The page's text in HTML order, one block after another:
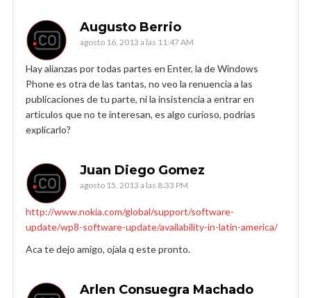
Augusto Berrio
agosto 16, 2013 a las 11:47 AM
Hay alianzas por todas partes en Enter, la de Windows
Phone es otra de las tantas, no veo la renuencia a las
publicaciones de tu parte, ni la insistencia a entrar en
articulos que no te interesan, es algo curioso, podrias
explicarlo?
Juan Diego Gomez
agosto 15, 2013 a las 8:33 PM
http://www.nokia.com/global/support/software-
update/wp8-software-update/availability-in-latin-america/
Aca te dejo amigo, ojala q este pronto.
Arlen Consuegra Machado